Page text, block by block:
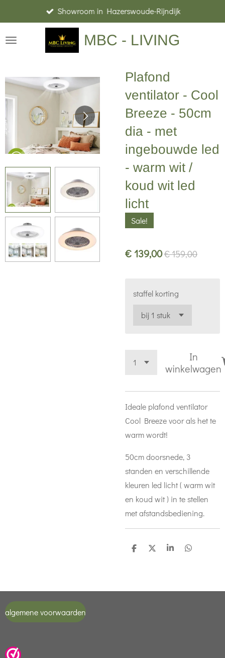
direct
naar
MBC - LIVING
Showroom in Hazerswoude-Rijndijk
Plafond
ventilator - Cool
Breeze - 50cm
dia - met
ingebouwde led
- warm wit /
koud wit led
licht
Sale!
€ 139,00€ 159,00
staffel korting
In
winkelwagen
Ideale plafond ventilator
Cool Breeze voor als het te
warm wordt!
50cm doorsnede, 3
standen en verschillende
kleuren led licht ( warm wit
en koud wit ) in te stellen
met afstandsbediening.
D
D
S
D
algemene voorwaarden